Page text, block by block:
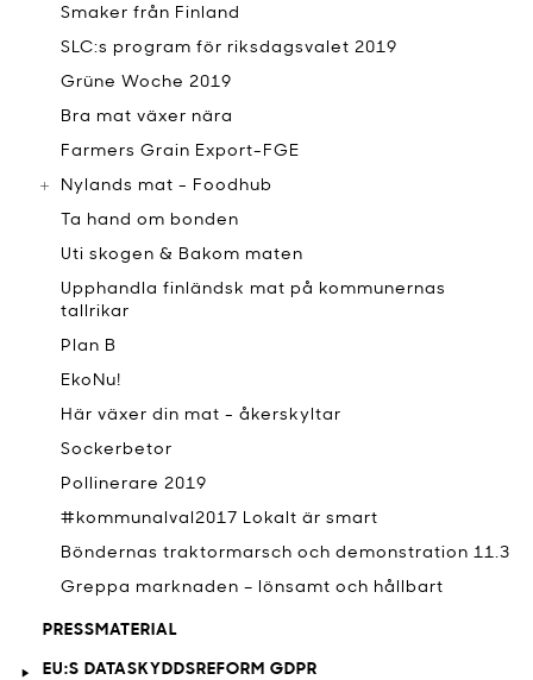
Smaker från Finland
SLC:s program för riksdagsvalet 2019
Grüne Woche 2019
Bra mat växer nära
Farmers Grain Export-FGE
Nylands mat - Foodhub
Ta hand om bonden
Uti skogen & Bakom maten
Upphandla finländsk mat på kommunernas
tallrikar
Plan B
EkoNu!
Här växer din mat - åkerskyltar
Sockerbetor
Pollinerare 2019
#kommunalval2017 Lokalt är smart
Böndernas traktormarsch och demonstration 11.3
Greppa marknaden – lönsamt och hållbart
PRESSMATERIAL
EU:S DATASKYDDSREFORM GDPR